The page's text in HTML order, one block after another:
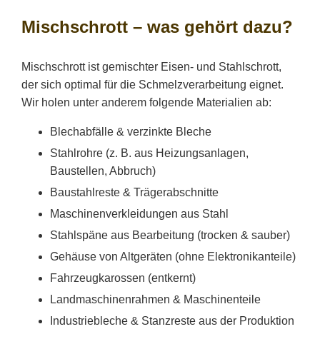
Mischschrott – was gehört dazu?
Mischschrott ist gemischter Eisen- und Stahlschrott,
der sich optimal für die Schmelzverarbeitung eignet.
Wir holen unter anderem folgende Materialien ab:
Blechabfälle & verzinkte Bleche
Stahlrohre (z. B. aus Heizungsanlagen,
Baustellen, Abbruch)
Baustahlreste & Trägerabschnitte
Maschinenverkleidungen aus Stahl
Stahlspäne aus Bearbeitung (trocken & sauber)
Gehäuse von Altgeräten (ohne Elektronikanteile)
Fahrzeugkarossen (entkernt)
Landmaschinenrahmen & Maschinenteile
Industriebleche & Stanzreste aus der Produktion